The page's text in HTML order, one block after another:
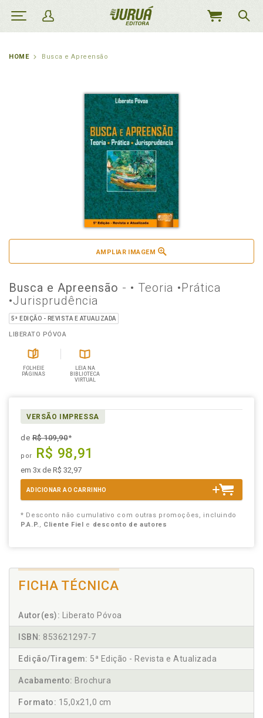
MEU
HOME Busca e Apreensão
AMPLIAR IMAGEM
Busca e Apreensão - • Teoria •Prática
•Jurisprudência
5ª EDIÇÃO - REVISTA E ATUALIZADA
LIBERATO PÓVOA
FOLHEIE
PÁGINAS
LEIA NA
BIBLIOTECA
VIRTUAL
VERSÃO IMPRESSA
deR$ 109,90*
por R$ 98,91
em 3x de R$ 32,97
ADICIONAR AO CARRINHO
* Desconto não cumulativo com outras promoções, incluindo
P.A.P., Cliente Fiel e desconto de autores
FICHA TÉCNICA
Autor(es): Liberato Póvoa
ISBN: 853621297-7
Edição/Tiragem: 5ª Edição - Revista e Atualizada
Acabamento: Brochura
Formato: 15,0x21,0 cm